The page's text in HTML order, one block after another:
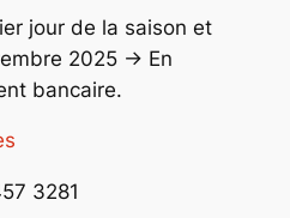
jour de la saison et
2025 -> En
bancaire.
3281